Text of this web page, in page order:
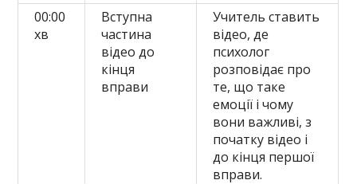
00:00
хв
Вступна
частина
відео до
кінця
вправи
Учитель ставить
відео, де
психолог
розповідає про
те, що таке
емоції і чому
вони важливі, з
початку відео і
до кінця першої
вправи.